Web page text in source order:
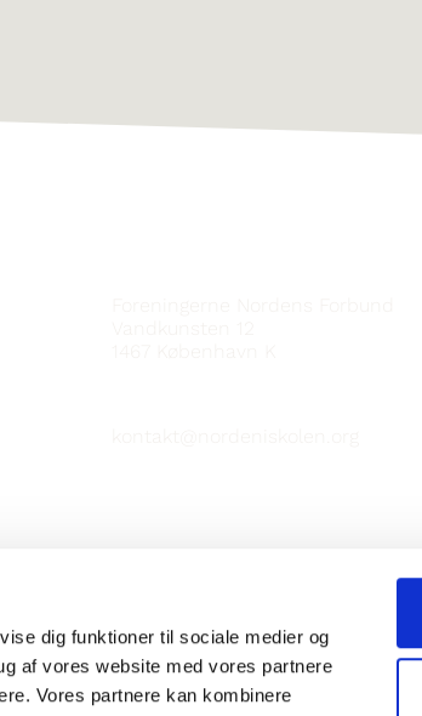
dig funktioner til sociale medier og
af vores website med vores partnere
Vores partnere kan kombinere